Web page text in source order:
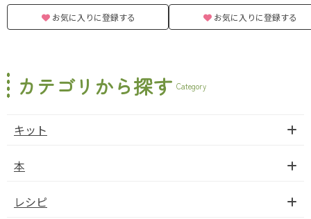
お気に入りに登録する お気に入りに登録する
カテゴリから探す Category
キット
本
レシピ